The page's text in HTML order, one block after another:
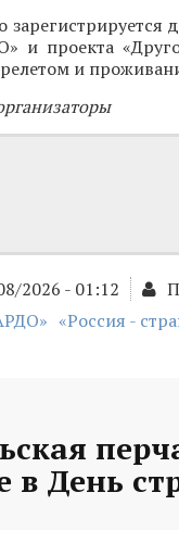
зарегистрируется
и проекта
и
2026 - 01:12
«Россия -
в День